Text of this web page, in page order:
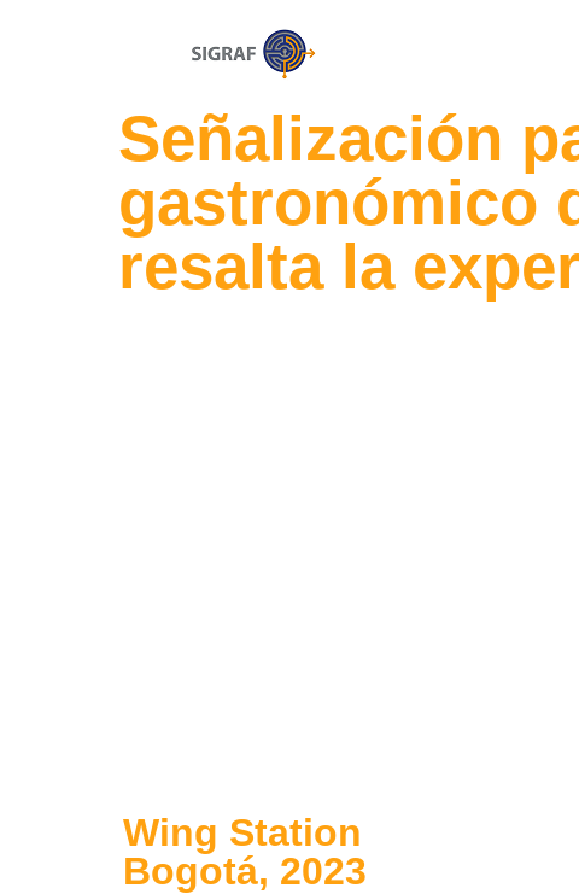
Señalización
gastronómico
resalta la
Wing Station
Bogotá, 2023